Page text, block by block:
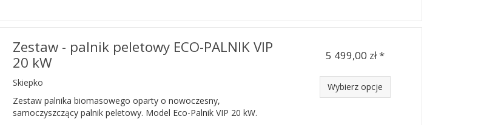
Zestaw - palnik peletowy ECO-PALNIK VIP
20 kW
Skiepko
Zestaw palnika biomasowego oparty o nowoczesny,
samoczyszczący palnik peletowy. Model Eco-Palnik VIP 20 kW.
5 499,00 zł *
Wybierz opcje